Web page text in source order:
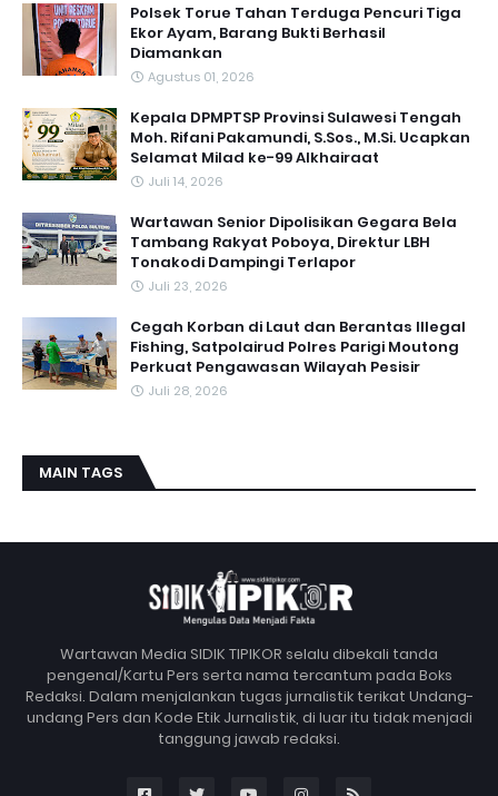
Polsek Torue Tahan Terduga Pencuri Tiga
Ekor Ayam, Barang Bukti Berhasil
Diamankan
Agustus 01, 2026
Kepala DPMPTSP Provinsi Sulawesi Tengah
Moh. Rifani Pakamundi, S.Sos., M.Si. Ucapkan
Selamat Milad ke-99 Alkhairaat
Juli 14, 2026
‎Wartawan Senior Dipolisikan Gegara Bela
Tambang Rakyat Poboya, Direktur LBH
Tonakodi Dampingi Terlapor
Juli 23, 2026
Cegah Korban di Laut dan Berantas Illegal
Fishing, Satpolairud Polres Parigi Moutong
Perkuat Pengawasan Wilayah Pesisir
Juli 28, 2026
MAIN TAGS
Wartawan Media SIDIK TIPIKOR selalu dibekali tanda
pengenal/Kartu Pers serta nama tercantum pada Boks
Redaksi. Dalam menjalankan tugas jurnalistik terikat Undang-
undang Pers dan Kode Etik Jurnalistik, di luar itu tidak menjadi
tanggung jawab redaksi.